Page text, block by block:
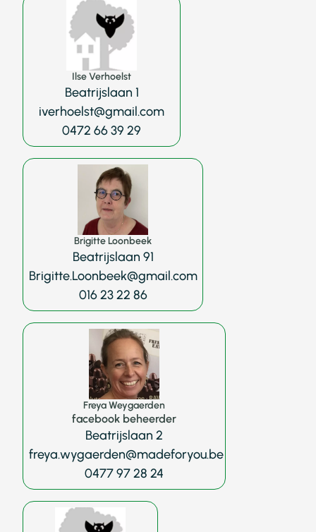
Ilse Verhoelst
Beatrijslaan 1
iverhoelst@gmail.com
0472 66 39 29
Brigitte Loonbeek
Beatrijslaan 91
Brigitte.Loonbeek@gmail.com
016 23 22 86
Freya Weygaerden
facebook beheerder
Beatrijslaan 2
freya.wygaerden@madeforyou.be
0477 97 28 24